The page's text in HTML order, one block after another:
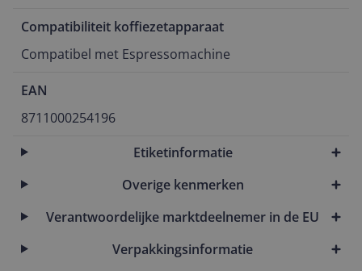
Compatibiliteit koffiezetapparaat
Compatibel met Espressomachine
EAN
8711000254196
Etiketinformatie
Overige kenmerken
Verantwoordelijke marktdeelnemer in de EU
Verpakkingsinformatie